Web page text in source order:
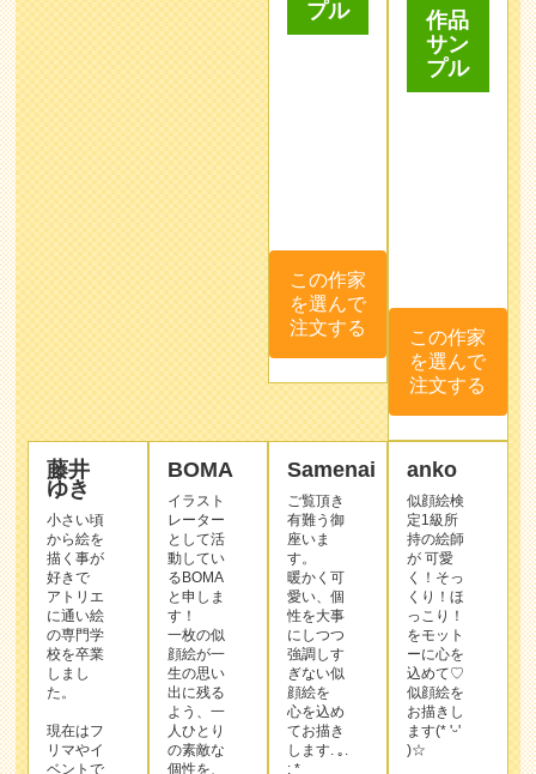
藤井
ゆき
小さい頃
から絵を
描く事が
好きで
アトリエ
に通い絵
の専門学
校を卒業
しまし
た。
現在はフ
リマやイ
ベントで
似顔絵を
描いてま
す。
作画は手
描きで筆
ペンと水
彩絵の具
を使いま
す。
BOMA
イラスト
レーター
として活
動してい
るBOMA
と申しま
す！
顔絵が一
生の思い
出に残る
よう、一
人ひとり
の素敵な
個性を、
明るく、
かわいら
しく、か
っこよく
描いてい
きたいと
思ってい
ます♪
どうぞよ
Samenai
ご覧頂き
有難う御
座いま
す。
暖かく可
愛い、個
性を大事
強調しす
ぎない似
顔絵を
心を込め
てお描き
します. ｡.
: *
お客様の
大切な思
い出と共
に残して
いただけ
ると幸い
です
定1級所
持の絵師
が 可愛
く！そっ
くり！ほ
っこり！
ーに心を
込めて♡
似顔絵を
お描きし
ます(* 'ᵕ'
)☆